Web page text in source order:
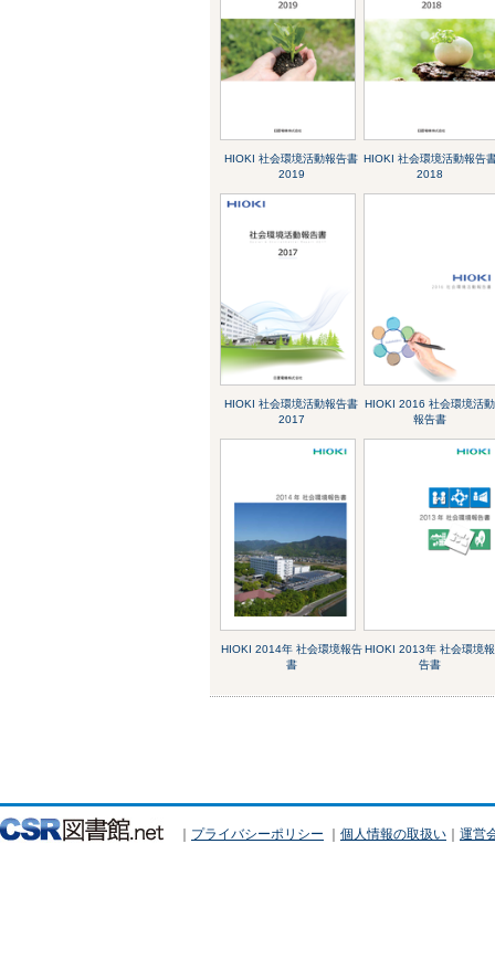
HIOKI 社会環境活動報告書
2019
HIOKI 社会環境活動報告
2018
HIOKI 社会環境活動報告書
2017
HIOKI 2016 社会環境活動
報告書
HIOKI 2014年 社会環境報告
書
HIOKI 2013年 社会環境報
告書
｜ プライバシーポリシー ｜ 個人情報の取扱い ｜ 運営